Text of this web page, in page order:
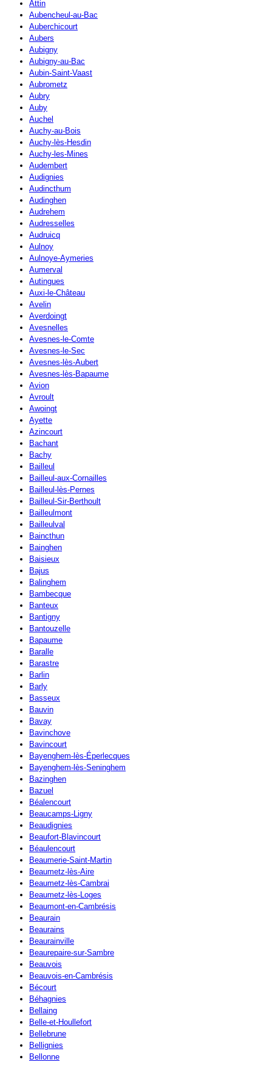
Attin
Aubencheul-au-Bac
Auberchicourt
Aubers
Aubigny
Aubigny-au-Bac
Aubin-Saint-Vaast
Aubrometz
Aubry
Auby
Auchel
Auchy-au-Bois
Auchy-lès-Hesdin
Auchy-les-Mines
Audembert
Audignies
Audincthum
Audinghen
Audrehem
Audresselles
Audruicq
Aulnoy
Aulnoye-Aymeries
Aumerval
Autingues
Auxi-le-Château
Avelin
Averdoingt
Avesnelles
Avesnes-le-Comte
Avesnes-le-Sec
Avesnes-lès-Aubert
Avesnes-lès-Bapaume
Avion
Avroult
Awoingt
Ayette
Azincourt
Bachant
Bachy
Bailleul
Bailleul-aux-Cornailles
Bailleul-lès-Pernes
Bailleul-Sir-Berthoult
Bailleulmont
Bailleulval
Baincthun
Bainghen
Baisieux
Bajus
Balinghem
Bambecque
Banteux
Bantigny
Bantouzelle
Bapaume
Baralle
Barastre
Barlin
Barly
Basseux
Bauvin
Bavay
Bavinchove
Bavincourt
Bayenghem-lès-Éperlecques
Bayenghem-lès-Seninghem
Bazinghen
Bazuel
Béalencourt
Beaucamps-Ligny
Beaudignies
Beaufort-Blavincourt
Béaulencourt
Beaumerie-Saint-Martin
Beaumetz-lès-Aire
Beaumetz-lès-Cambrai
Beaumetz-lès-Loges
Beaumont-en-Cambrésis
Beaurain
Beaurains
Beaurainville
Beaurepaire-sur-Sambre
Beauvois
Beauvois-en-Cambrésis
Bécourt
Béhagnies
Bellaing
Belle-et-Houllefort
Bellebrune
Bellignies
Bellonne